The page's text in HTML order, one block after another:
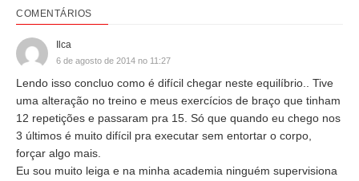
COMENTÁRIOS
Ilca
6 de agosto de 2014 no 11:27
Lendo isso concluo como é difícil chegar neste equilíbrio.. Tive
uma alteração no treino e meus exercícios de braço que tinham
12 repetições e passaram pra 15. Só que quando eu chego nos
3 últimos é muito difícil pra executar sem entortar o corpo,
forçar algo mais.
Eu sou muito leiga e na minha academia ninguém supervisiona